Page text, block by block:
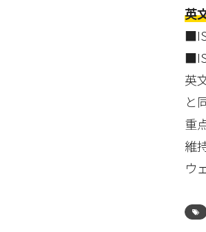
英
英
と
重
維
ウ